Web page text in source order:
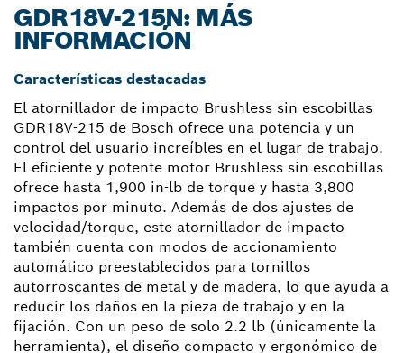
GDR18V-215N: MÁS
INFORMACIÓN
Características destacadas
El atornillador de impacto Brushless sin escobillas
GDR18V-215 de Bosch ofrece una potencia y un
control del usuario increíbles en el lugar de trabajo.
El eficiente y potente motor Brushless sin escobillas
ofrece hasta 1,900 in-lb de torque y hasta 3,800
impactos por minuto. Además de dos ajustes de
velocidad/torque, este atornillador de impacto
también cuenta con modos de accionamiento
automático preestablecidos para tornillos
autorroscantes de metal y de madera, lo que ayuda a
reducir los daños en la pieza de trabajo y en la
fijación. Con un peso de solo 2.2 lb (únicamente la
herramienta), el diseño compacto y ergonómico de